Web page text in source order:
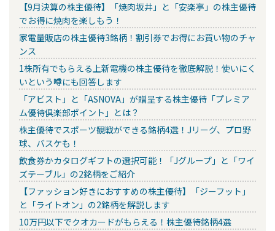
【9月決算の株主優待】「焼肉坂井」と「安楽亭」の株主優待
でお得に焼肉を楽しもう！
家電量販店の株主優待3銘柄！割引券でお得にお買い物のチャ
ンス
1株所有でもらえる上新電機の株主優待を徹底解説！使いにく
いという噂にも回答します
「アビスト」と「ASNOVA」が贈呈する株主優待「プレミア
ム優待倶楽部ポイント」とは？
株主優待でスポーツ観戦ができる銘柄4選！Jリーグ、プロ野
球、バスケも！
飲食券かカタログギフトの選択可能！「Jグループ」と「ワイ
ズテーブル」の2銘柄をご紹介
【ファッション好きにおすすめの株主優待】「ジーフット」
と「ライトオン」の2銘柄を解説します
10万円以下でクオカードがもらえる！株主優待銘柄4選